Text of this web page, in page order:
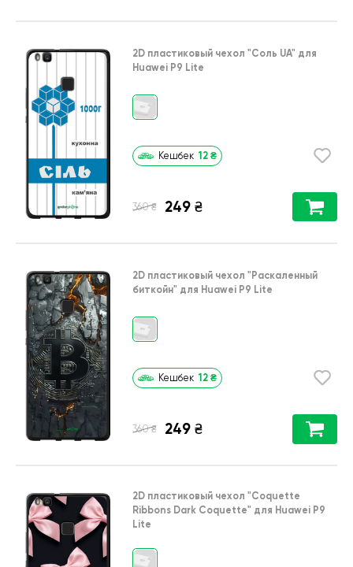
2D пластиковый чехол "Соль UA" для
Huawei P9 Lite
Кешбек 12 ₴
360 ₴ 249 ₴
2D пластиковый чехол "Раскаленный
биткойн" для Huawei P9 Lite
Кешбек 12 ₴
360 ₴ 249 ₴
2D пластиковый чехол "Coquette
Ribbons Dark Coquette" для Huawei P9
Lite